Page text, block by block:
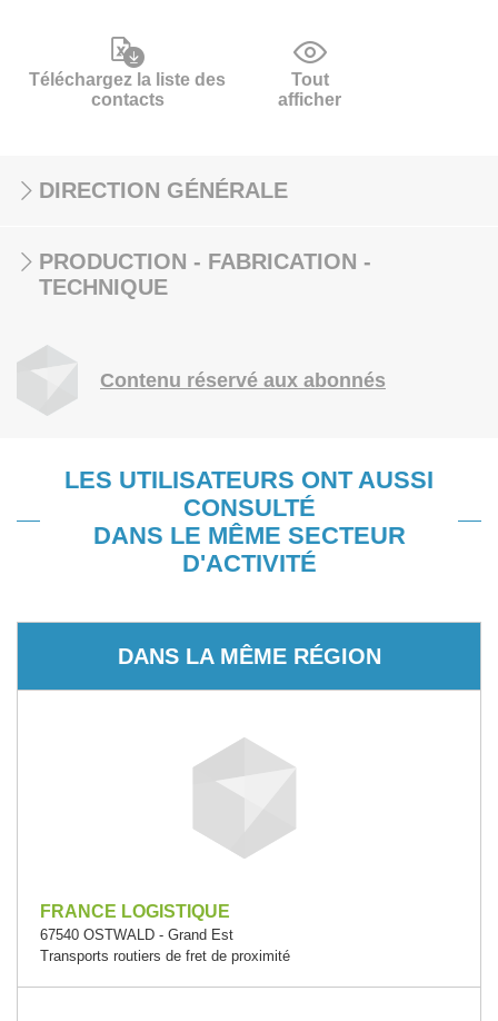
Téléchargez la liste des
contacts
Tout
afficher
DIRECTION GÉNÉRALE
PRODUCTION - FABRICATION -
TECHNIQUE
Contenu réservé aux abonnés
LES UTILISATEURS ONT AUSSI
CONSULTÉ
DANS LE MÊME SECTEUR
D'ACTIVITÉ
DANS LA MÊME RÉGION
FRANCE LOGISTIQUE
67540 OSTWALD - Grand Est
Transports routiers de fret de proximité